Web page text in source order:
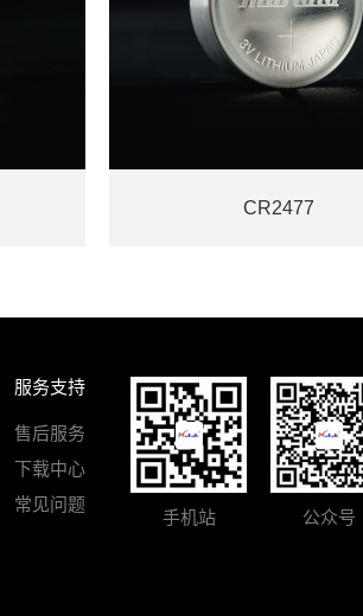
CR2477
服务支持
售后服务
下载中心
常见问题
手机站 公众号